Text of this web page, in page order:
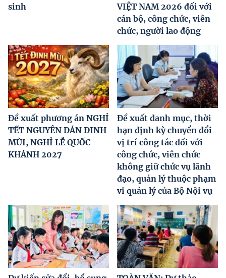
sinh
VIỆT NAM 2026 đối với
cán bộ, công chức, viên
chức, người lao động
Đề xuất phương án NGHỈ
TẾT NGUYÊN ĐÁN ĐINH
MÙI, NGHỈ LỄ QUỐC
KHÁNH 2027
Đề xuất danh mục, thời
hạn định kỳ chuyển đổi
vị trí công tác đối với
công chức, viên chức
không giữ chức vụ lãnh
đạo, quản lý thuộc phạm
vi quản lý của Bộ Nội vụ